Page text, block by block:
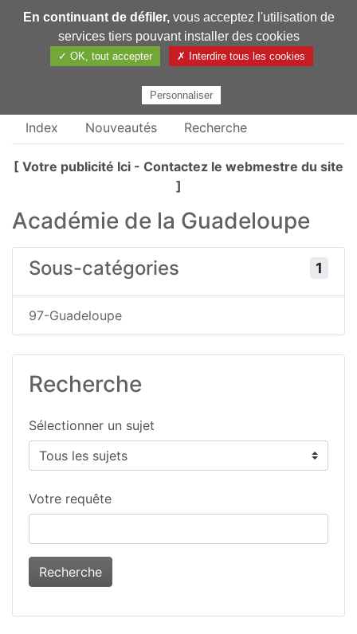
Pharmechange
Index Nouveautés Recherche
[ Votre publicité Ici - Contactez le webmestre du site
]
Académie de la Guadeloupe
Sous-catégories 1
97-Guadeloupe
Recherche
Sélectionner un sujet
Votre requête
Recherche
En continuant de défiler,vous acceptez l'utilisation de
services tiers pouvant installer des cookies
✓ OK, tout accepter ✗ Interdire tous les cookies
Personnaliser